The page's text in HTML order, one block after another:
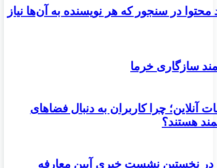
محتوا در سنجور که هر نویسنده به آن‌ها نیاز
سازگاری خرما
آنلاین؛ چرا کاربران به دنبال فضاهای
هستند؟
در نخستین نشست خبری آیین معارفه